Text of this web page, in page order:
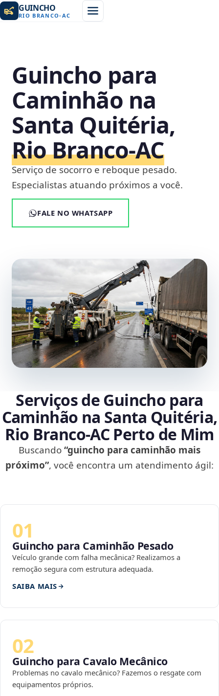
GUINCHO
RIO BRANCO-AC
Guincho para
Caminhão na
Santa Quitéria,
Rio Branco‑AC
Serviço de socorro e reboque pesado.
Especialistas atuando próximos a você.
FALE NO WHATSAPP
Serviços de Guincho para
Caminhão na Santa Quitéria,
Rio Branco‑AC Perto de Mim
Buscando“guincho para caminhão mais
próximo”, você encontra um atendimento ágil:
01
Guincho para Caminhão Pesado
Veículo grande com falha mecânica? Realizamos a
remoção segura com estrutura adequada.
SAIBA MAIS
02
Guincho para Cavalo Mecânico
Problemas no cavalo mecânico? Fazemos o resgate com
equipamentos próprios.